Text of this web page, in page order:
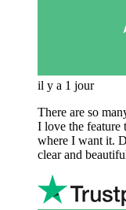
il y a 1 jour
There are so
I love the feature
where I want it.
clear and